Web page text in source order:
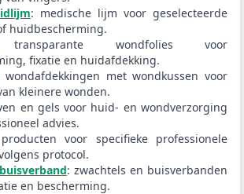
: medische lijm voor geselecteerde
huidbescherming.
wondfolies voor
fixatie en huidafdekking.
wondafdekkingen met wondkussen voor
kleinere wonden.
en gels voor huid- en wondverzorging
advies.
voor specifieke professionele
protocol.
: zwachtels en buisverbanden
en bescherming.